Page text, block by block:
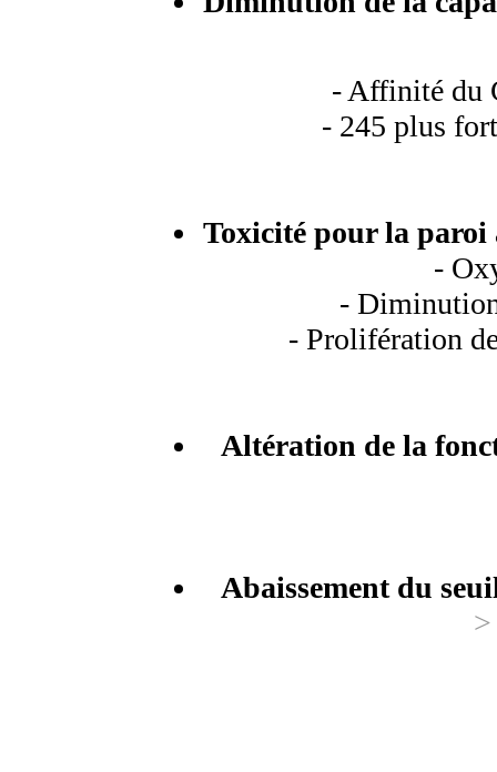
- Affinité du
- 245 plus
Toxicité pour la
-
-
- Prolifération
Altération de la
Abaissement du